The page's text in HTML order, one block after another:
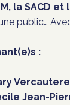
la SACD et
public…
:
Jean-